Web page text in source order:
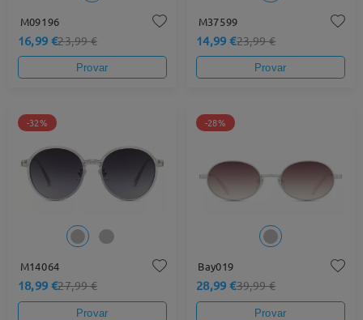
M09196
16,99 €23,99 €
Provar
M37599
14,99 €23,99 €
Provar
-32%
M14064
18,99 €27,99 €
Provar
-28%
Bay019
28,99 €39,99 €
Provar